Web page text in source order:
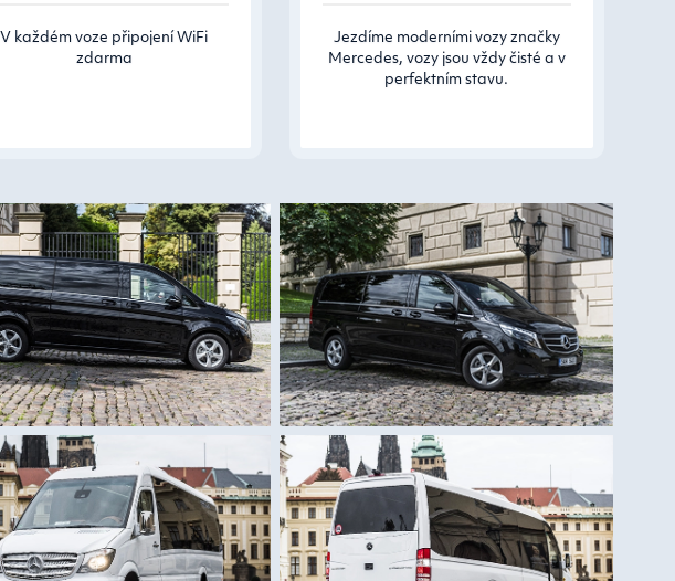
V každém voze připojení WiFi
zdarma
Jezdíme moderními vozy značky
Mercedes, vozy jsou vždy čisté a v
perfektním stavu.